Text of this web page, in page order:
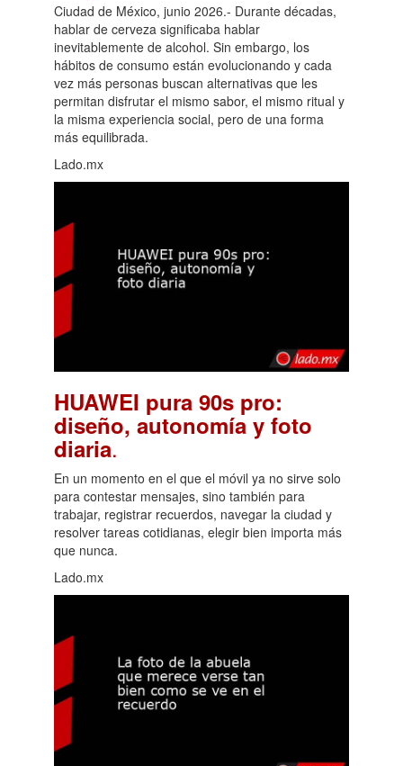
Ciudad de México, junio 2026.- Durante décadas,
hablar de cerveza significaba hablar
inevitablemente de alcohol. Sin embargo, los
hábitos de consumo están evolucionando y cada
vez más personas buscan alternativas que les
permitan disfrutar el mismo sabor, el mismo ritual y
la misma experiencia social, pero de una forma
más equilibrada.
Lado.mx
HUAWEI pura 90s pro:
diseño, autonomía y foto
diaria.
En un momento en el que el móvil ya no sirve solo
para contestar mensajes, sino también para
trabajar, registrar recuerdos, navegar la ciudad y
resolver tareas cotidianas, elegir bien importa más
que nunca.
Lado.mx